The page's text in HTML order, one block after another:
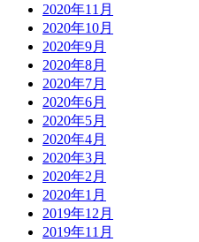
2020年11月
2020年10月
2020年9月
2020年8月
2020年7月
2020年6月
2020年5月
2020年4月
2020年3月
2020年2月
2020年1月
2019年12月
2019年11月